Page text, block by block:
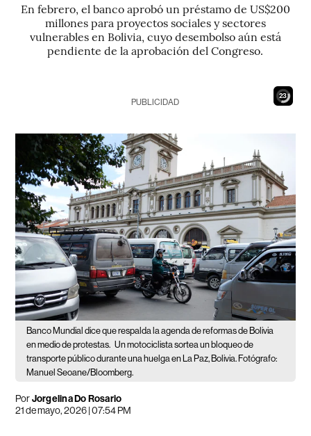
En febrero, el banco aprobó un préstamo de US$200
millones para proyectos sociales y sectores
vulnerables en Bolivia, cuyo desembolso aún está
pendiente de la aprobación del Congreso.
21
PUBLICIDAD
Banco Mundial dice que respalda la agenda de reformas de Bolivia
en medio de protestas. Un motociclista sortea un bloqueo de
transporte público durante una huelga en La Paz, Bolivia. Fotógrafo:
Manuel Seoane/Bloomberg.
PorJorgelina Do Rosario
21 de mayo, 2026 | 07:54 PM